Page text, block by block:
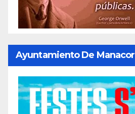
Ayuntamiento De Manacor